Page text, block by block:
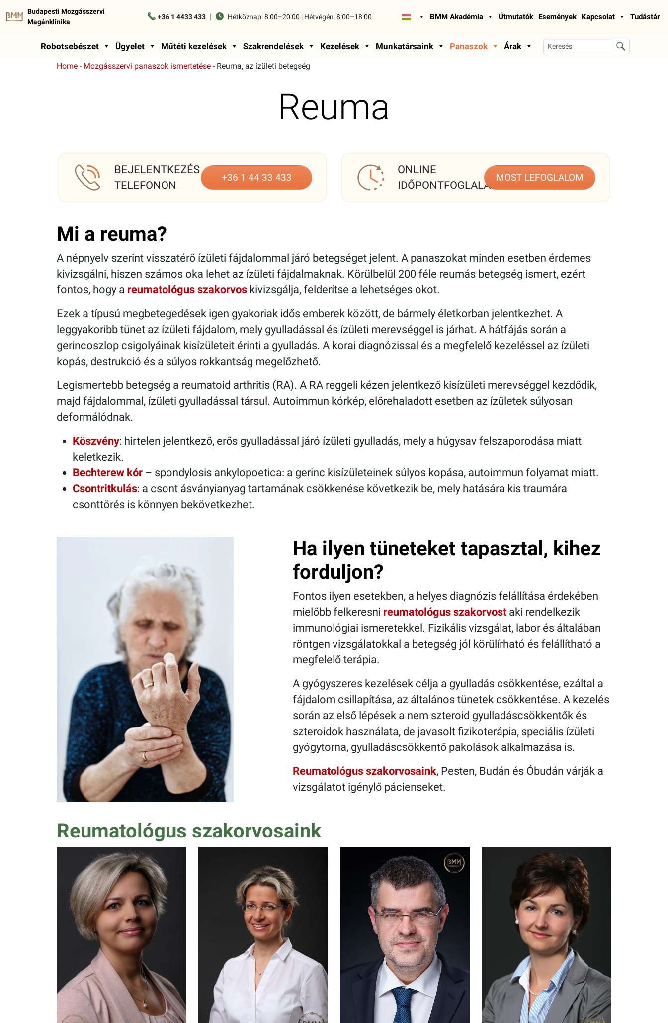
Budapesti Mozgásszervi
Magánklinika
+36 1 4433 433 | Hétköznap:8:00–20:00 | Hétvégén:8:00–18:00 BMM Akadémia Útmutatók Események Kapcsolat Tudástár
Robotsebészet Ügyelet Műtéti kezelések Szakrendelések Kezelések Munkatársaink Panaszok Árak
Home - Mozgásszervi panaszok ismertetése - Reuma, az ízületi betegség
Reuma
BEJELENTKEZÉS
TELEFONON
+36 1 44 33 433
ONLINE
IDŐPONTFOGLALÁS
MOST LEFOGLALOM
Mi a reuma?
A népnyelv szerint visszatérő ízületi fájdalommal járó betegséget jelent. A panaszokat minden esetben érdemes
kivizsgálni, hiszen számos oka lehet az ízületi fájdalmaknak. Körülbelül 200 féle reumás betegség ismert, ezért
fontos, hogy a reumatológus szakorvos kivizsgálja, felderítse a lehetséges okot.
Ezek a típusú megbetegedések igen gyakoriak idős emberek között, de bármely életkorban jelentkezhet. A
leggyakoribb tünet az ízületi fájdalom, mely gyulladással és ízületi merevséggel is járhat. A hátfájás során a
gerincoszlop csigolyáinak kisízületeit érinti a gyulladás. A korai diagnózissal és a megfelelő kezeléssel az ízületi
kopás, destrukció és a súlyos rokkantság megelőzhető.
Legismertebb betegség a reumatoid arthritis (RA). A RA reggeli kézen jelentkező kisízületi merevséggel kezdődik,
majd fájdalommal, ízületi gyulladással társul. Autoimmun kórkép, előrehaladott esetben az ízületek súlyosan
deformálódnak.
Köszvény: hirtelen jelentkező, erős gyulladással járó ízületi gyulladás, mely a húgysav felszaporodása miatt
keletkezik.
Bechterew kór – spondylosis ankylopoetica: a gerinc kisízületeinek súlyos kopása, autoimmun folyamat miatt.
Csontritkulás: a csont ásványianyag tartamának csökkenése következik be, mely hatására kis traumára
csonttörés is könnyen bekövetkezhet.
Ha ilyen tüneteket tapasztal, kihez
forduljon?
Fontos ilyen esetekben, a helyes diagnózis felállítása érdekében
mielőbb felkeresni reumatológus szakorvost aki rendelkezik
immunológiai ismeretekkel. Fizikális vizsgálat, labor és általában
röntgen vizsgálatokkal a betegség jól körülírható és felállítható a
megfelelő terápia.
A gyógyszeres kezelések célja a gyulladás csökkentése, ezáltal a
fájdalom csillapítása, az általános tünetek csökkentése. A kezelés
során az első lépések a nem szteroid gyulladáscsökkentők és
szteroidok használata, de javasolt fizikoterápia, speciális ízületi
gyógytorna, gyulladáscsökkentő pakolások alkalmazása is.
Reumatológus szakorvosaink, Pesten, Budán és Óbudán várják a
vizsgálatot igénylő pácienseket.
Reumatológus szakorvosaink